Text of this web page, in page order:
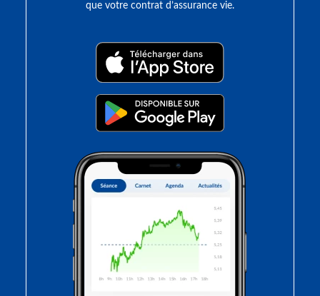
que votre contrat d’assurance vie.